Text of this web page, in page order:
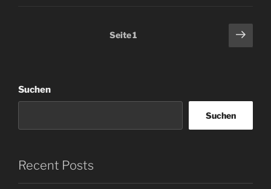
Seitennummerierung
Seite1
Suchen
Suchen
Recent Posts